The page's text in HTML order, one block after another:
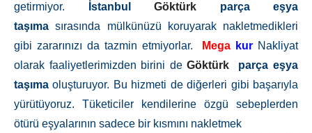
getirmiyor.
İstanbul Göktürk parça eşya
taşıma sırasında mülkünüzü koruyarak nakletmedikleri
gibi zararınızı da tazmin etmiyorlar.
Mega kur Nakliyat
olarak faaliyetlerimizden birini deGöktürk
parça eşya
taşıma oluşturuyor. Bu hizmeti de diğerleri gibi başarıyla
yürütüyoruz. Tüketiciler kendilerine özgü sebeplerden
ötürü eşyalarının sadece bir kısmını nakletmek